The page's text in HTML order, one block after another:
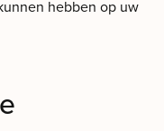
hebben op uw